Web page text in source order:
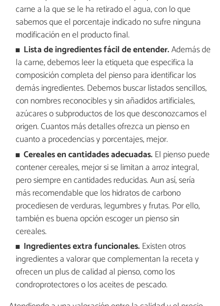
carne a la que se le ha retirado el agua, con lo que
sabemos que el porcentaje indicado no sufre ninguna
modificación en el producto final.
Lista de ingredientes fácil de entender.Además de
la carne, debemos leer la etiqueta que especifica la
composición completa del pienso para identificar los
demás ingredientes. Debemos buscar listados sencillos,
con nombres reconocibles y sin añadidos artificiales,
azúcares o subproductos de los que desconozcamos el
origen. Cuantos más detalles ofrezca un pienso en
cuanto a procedencias y porcentajes, mejor.
Cereales en cantidades adecuadas. El pienso puede
contener cereales, mejor si se limitan a arroz integral,
pero siempre en cantidades reducidas. Aun así, sería
más recomendable que los hidratos de carbono
procediesen de verduras, legumbres y frutas. Por ello,
también es buena opción escoger un pienso sin
cereales.
Ingredientes extra funcionales. Existen otros
ingredientes a valorar que complementan la receta y
ofrecen un plus de calidad al pienso, como los
condroprotectores o los aceites de pescado.